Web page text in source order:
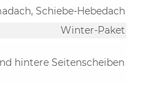
Schiebe-Hebedach
Winter-Paket
hintere Seitenscheiben